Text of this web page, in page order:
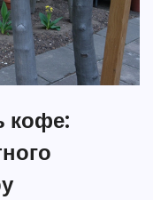
кофе: